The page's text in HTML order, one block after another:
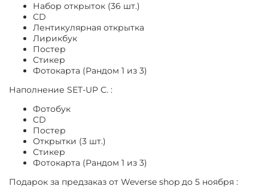
Набор открыток (36 шт.)
CD
Лентикулярная открытка
Лирикбук
Постер
Стикер
Фотокарта (Рандом 1 из 3)
Наполнение SET-UP С. :
Фотобук
CD
Постер
Открытки (3 шт.)
Стикер
Фотокарта (Рандом 1 из 3)
Подарок за предзаказ от Weverse shop до 5 ноября :